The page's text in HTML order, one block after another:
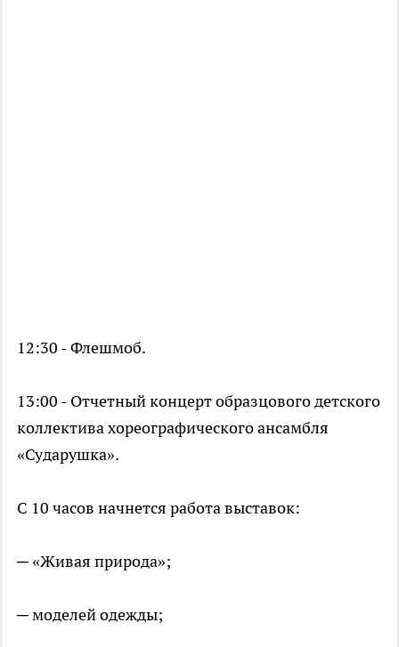
12:30 - Флешмоб.
13:00 - Отчетный концерт образцового детского
коллектива хореографического ансамбля
«Сударушка».
С 10 часов начнется работа выставок:
─ «Живая природа»;
─ моделей одежды;